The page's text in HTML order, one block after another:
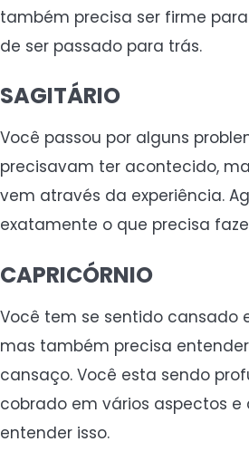
também precisa ser firme
de ser passado para trás.
SAGITÁRIO
Você passou por alguns
precisavam ter acontecido,
vem através da experiência.
exatamente o que precisa
CAPRICÓRNIO
Você tem se sentido cansado
mas também precisa
cansaço. Você esta sendo
cobrado em vários aspectos e
entender isso.